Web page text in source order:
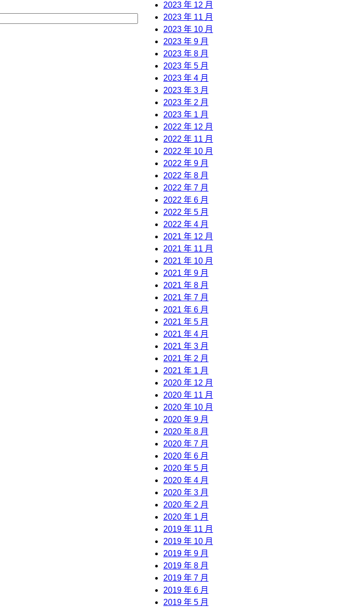
2023 年 12 月
2023 年 11 月
2023 年 10 月
2023 年 9 月
2023 年 8 月
2023 年 5 月
2023 年 4 月
2023 年 3 月
2023 年 2 月
2023 年 1 月
2022 年 12 月
2022 年 11 月
2022 年 10 月
2022 年 9 月
2022 年 8 月
2022 年 7 月
2022 年 6 月
2022 年 5 月
2022 年 4 月
2021 年 12 月
2021 年 11 月
2021 年 10 月
2021 年 9 月
2021 年 8 月
2021 年 7 月
2021 年 6 月
2021 年 5 月
2021 年 4 月
2021 年 3 月
2021 年 2 月
2021 年 1 月
2020 年 12 月
2020 年 11 月
2020 年 10 月
2020 年 9 月
2020 年 8 月
2020 年 7 月
2020 年 6 月
2020 年 5 月
2020 年 4 月
2020 年 3 月
2020 年 2 月
2020 年 1 月
2019 年 11 月
2019 年 10 月
2019 年 9 月
2019 年 8 月
2019 年 7 月
2019 年 6 月
2019 年 5 月